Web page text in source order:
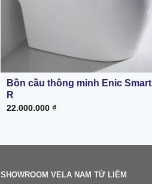
Bồn cầu thông minh Enic Smart
R
22.000.000 ₫
SHOWROOM VELA NAM TỪ LIÊM